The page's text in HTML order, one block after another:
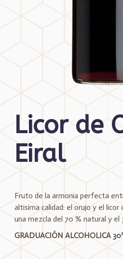
Licor de
Eiral
Fruto de la armonia perfecta
altisima calidad: el orujo y el licor
una mezcla del 70 % natural y
GRADUACIÓN ALCOHOLICA